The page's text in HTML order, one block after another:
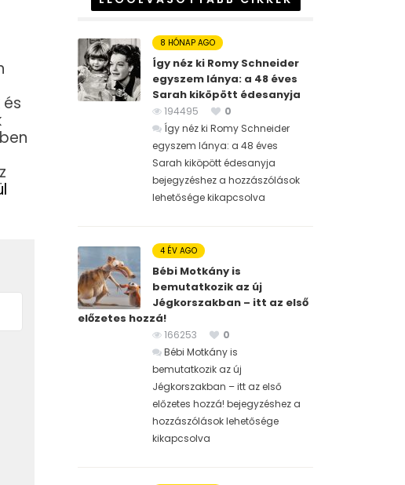
8 HÓNAP AGO
Így néz ki Romy Schneider
egyszem lánya: a 48 éves
Sarah kiköpött édesanyja
194495
0
Így néz ki Romy Schneider
egyszem lánya: a 48 éves
Sarah kiköpött édesanyja
bejegyzéshez a hozzászólások
lehetősége kikapcsolva
4 ÉV AGO
Bébi Motkány is
bemutatkozik az új
Jégkorszakban – itt az első
előzetes hozzá!
166253
0
Bébi Motkány is
bemutatkozik az új
Jégkorszakban – itt az első
előzetes hozzá! bejegyzéshez a
hozzászólások lehetősége
kikapcsolva